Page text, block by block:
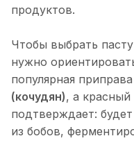
продуктов.
Чтобы выбрать
нужно
популярная
(кочудян), а красный
подтверждает:
из бобов,